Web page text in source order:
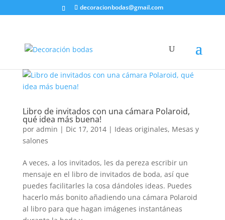
decoracionbodas@gmail.com
Libro de invitados con una cámara Polaroid,
qué idea más buena!
por admin | Dic 17, 2014| Ideas originales, Mesas y
salones
A veces, a los invitados, les da pereza escribir un
mensaje en el libro de invitados de boda, así que
puedes facilitarles la cosa dándoles ideas. Puedes
hacerlo más bonito añadiendo una cámara Polaroid
al libro para que hagan imágenes instantáneas